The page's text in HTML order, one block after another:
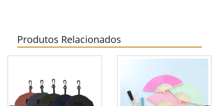
Produtos Relacionados